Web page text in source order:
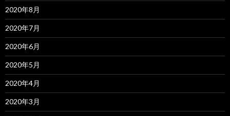
2020年8月
2020年7月
2020年6月
2020年5月
2020年4月
2020年3月